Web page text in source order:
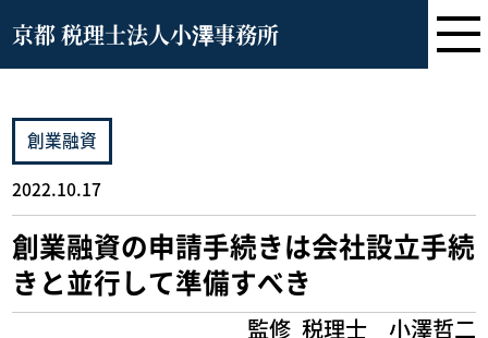
京都 税理士法人小澤事務所
創業融資
2022.10.17
創業融資の申請手続きは会社設立手続
きと並行して準備すべき
監修 税理士 小澤哲二